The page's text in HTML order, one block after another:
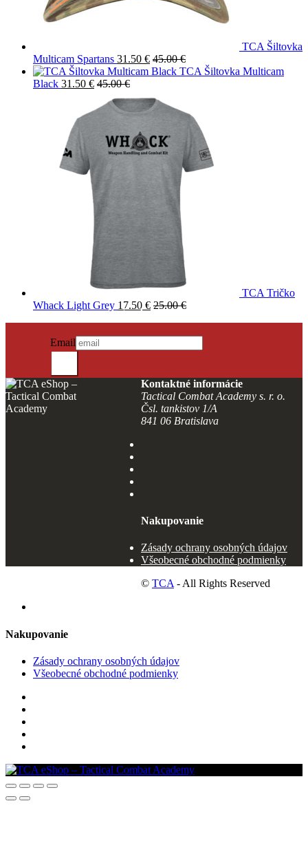
TCA Šiltovka
Multicam Spartans 31.50 € 45.00€
TCA Šiltovka Multicam
Black 31.50 € 45.00€
TCA Tričko
Whack Light Grey 17.50 € 25.00€
PRIHLÁSIŤ SA DO NEWSLETTRA
Email
Kontaktné informácie
Tactical Combat Academy s. r. o.
Čsl. tankistov 1/A
841 06 Bratislava
Nakupovanie
Zásady ochrany osobných údajov
Všeobecné obchodné podmienky
© TCA- All Rights Reserved
Nakupovanie
Zásady ochrany osobných údajov
Všeobecné obchodné podmienky